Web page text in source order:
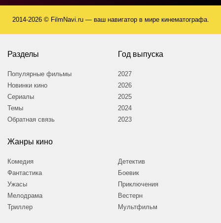
2014-2026 © FilmNavi.ru — ваш навигатор в мире кинематографа.
Разделы
Популярные фильмы
Новинки кино
Сериалы
Темы
Обратная связь
Год выпуска
2027
2026
2025
2024
2023
Жанры кино
Комедия
Фантастика
Ужасы
Мелодрама
Триллер
Детектив
Боевик
Приключения
Вестерн
Мультфильм